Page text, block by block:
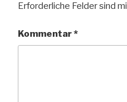
Erforderliche Felder sind
Kommentar*